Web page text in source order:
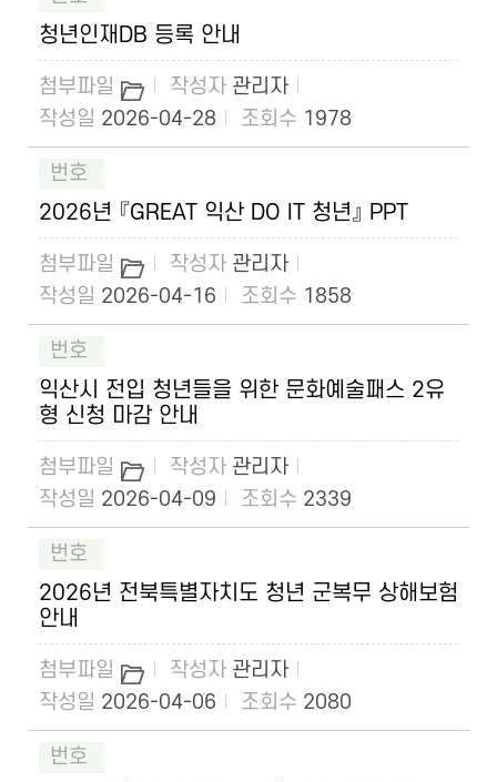
청년인재DB 등록 안내
관리자
2026-04-28
1978
2026년 『GREAT 익산 DO IT 청년』 PPT
관리자
2026-04-16
1858
익산시 전입 청년들을 위한 문화예술패스 2유
형 신청 마감 안내
관리자
2026-04-09
2339
2026년 전북특별자치도 청년 군복무 상해보험
안내
관리자
2026-04-06
2080